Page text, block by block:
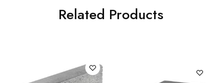
Related Products